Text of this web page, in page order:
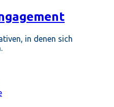
in denen sich